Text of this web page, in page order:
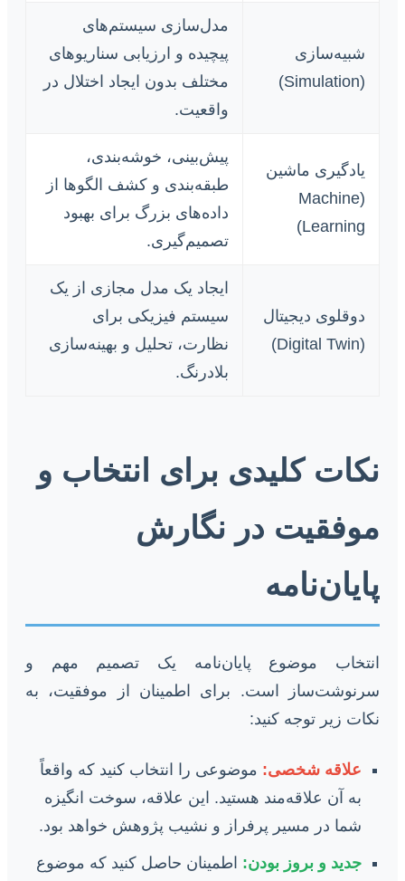
شبیه‌سازی
(Simulation)
مدل‌سازی سیستم‌های
پیچیده و ارزیابی سناریوهای
مختلف بدون ایجاد اختلال در
واقعیت.
یادگیری ماشین
(Machine
Learning)
پیش‌بینی، خوشه‌بندی،
طبقه‌بندی و کشف الگوها از
داده‌های بزرگ برای بهبود
تصمیم‌گیری.
دوقلوی دیجیتال
(Digital Twin)
ایجاد یک مدل مجازی از یک
سیستم فیزیکی برای
نظارت، تحلیل و بهینه‌سازی
بلادرنگ.
نکات کلیدی برای انتخاب و
موفقیت در نگارش
پایان‌نامه
انتخاب موضوع پایان‌نامه یک تصمیم مهم و
سرنوشت‌ساز است. برای اطمینان از موفقیت، به
نکات زیر توجه کنید:
علاقه شخصی: موضوعی را انتخاب کنید که واقعاً
به آن علاقه‌مند هستید. این علاقه، سوخت انگیزه
شما در مسیر پرفراز و نشیب پژوهش خواهد بود.
جدید و بروز بودن: اطمینان حاصل کنید که موضوع